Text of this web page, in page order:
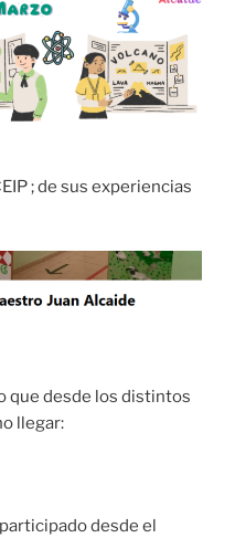
; de sus experiencias
que desde los distintos
llegar:
desde el